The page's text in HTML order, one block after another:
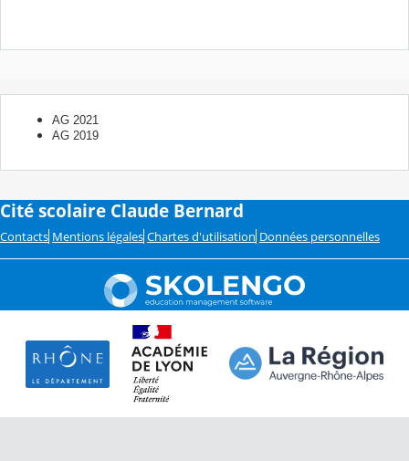
AG 2021
AG 2019
Cité scolaire Claude Bernard
Contacts Mentions légales Chartes d'utilisation Données personnelles